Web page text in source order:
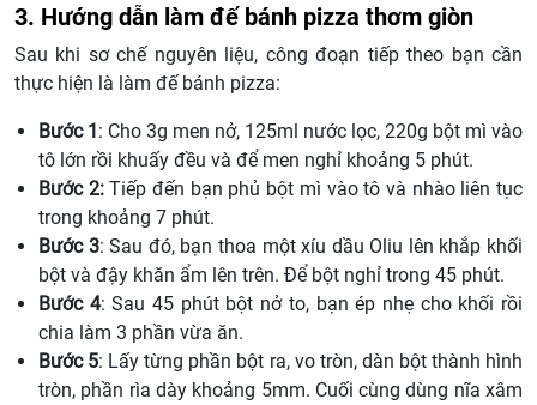
3. Hướng dẫn làm đế bánh pizza thơm giòn
Sau khi sơ chế nguyên liệu, công đoạn tiếp theo bạn cần
thực hiện là làm đế bánh pizza:
Bước 1: Cho 3g men nở, 125ml nước lọc, 220g bột mì vào
tô lớn rồi khuấy đều và để men nghỉ khoảng 5 phút.
Bước 2:Tiếp đến bạn phủ bột mì vào tô và nhào liên tục
trong khoảng 7 phút.
Bước 3: Sau đó, bạn thoa một xíu dầu Oliu lên khắp khối
bột và đậy khăn ẩm lên trên. Để bột nghỉ trong 45 phút.
Bước 4: Sau 45 phút bột nở to, bạn ép nhẹ cho khối rồi
chia làm 3 phần vừa ăn.
Bước 5: Lấy từng phần bột ra, vo tròn, dàn bột thành hình
tròn, phần rìa dày khoảng 5mm. Cuối cùng dùng nĩa xâm